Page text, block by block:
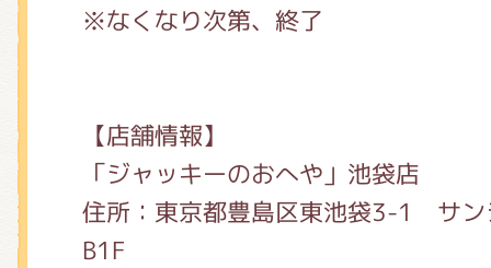
※なくなり次第、終了
【店舗情報】
「ジャッキーのおへや」池袋店
住所：東京都豊島区東池袋3-1 サ
B1F